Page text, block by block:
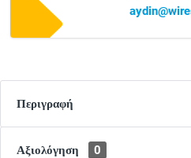
Περιγραφή
Αξιολόγηση 0